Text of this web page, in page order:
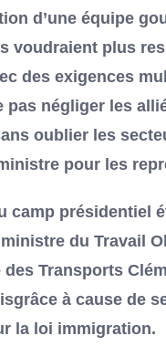
d’une équipe
voudraient plus
des exigences
pas négliger les
oublier les
pour les
camp présidentiel
du Travail
Transports
à cause de
la loi immigration.